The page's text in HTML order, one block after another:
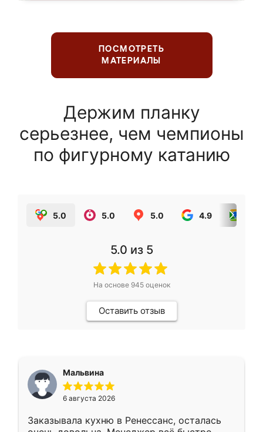
ПОСМОТРЕТЬ
МАТЕРИАЛЫ
Держим планку
серьезнее, чем чемпионы
по фигурному катанию
5.0 5.0 5.0 4.9
5.0 из 5
На основе 945оценок
Оставить отзыв
Мальвина
6 августа 2026
Заказывала кухню в Ренессанс, осталась